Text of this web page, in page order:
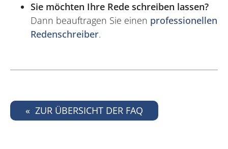
Sie möchten Ihre Rede schreiben lassen?
Dann beauftragen Sie einen professionellen
Redenschreiber.
ZUR ÜBERSICHT DER FAQ